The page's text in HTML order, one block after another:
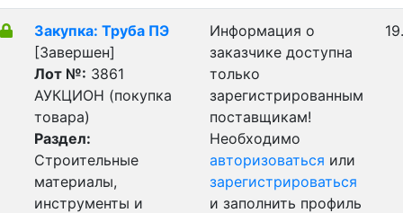
Закупка: Труба ПЭ
[Завершен]
Лот №: 3861
АУКЦИОН (покупка
товара)
Раздел:
Строительные
материалы,
инструменты и
Информация о
заказчике доступна
только
зарегистрированным
поставщикам!
Необходимо
авторизоваться или
зарегистрироваться
и заполнить профиль